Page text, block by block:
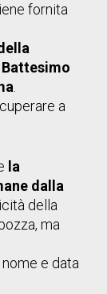
fornita
.
a
la
dalla
della
ma
e data